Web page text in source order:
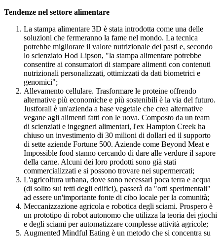
Tendenze nel settore alimentare
La stampa alimentare 3D è stata introdotta come una delle
soluzioni che fermeranno la fame nel mondo. La tecnica
potrebbe migliorare il valore nutrizionale dei pasti e, secondo
lo scienziato Hod Lipson, "la stampa alimentare potrebbe
consentire ai consumatori di stampare alimenti con contenuti
nutrizionali personalizzati, ottimizzati da dati biometrici e
genomici";
Allevamento cellulare. Trasformare le proteine ​​offrendo
alternative più economiche e più sostenibili è la via del futuro.
Justforall è un'azienda a base vegetale che crea alternative
vegane agli alimenti fatti con le uova. Composto da un team
di scienziati e ingegneri alimentari, l'ex Hampton Creek ha
chiuso un investimento di 30 milioni di dollari ed il supporto
di sette aziende Fortune 500. Aziende come Beyond Meat e
Impossible food stanno cercando di dare alle verdure il sapore
della carne. Alcuni dei loro prodotti sono già stati
commercializzati e si possono trovare nei supermercati;
L'agricoltura urbana, dove sono necessari poca terra e acqua
(di solito sui tetti degli edifici), passerà da "orti sperimentali"
ad essere un'importante fonte di cibo locale per la comunità;
Meccanizzazione agricola e robotica degli sciami. Prospero è
un prototipo di robot autonomo che utilizza la teoria dei giochi
e degli sciami per automatizzare complesse attività agricole;
Augmented Mindful Eating è un metodo che si concentra su